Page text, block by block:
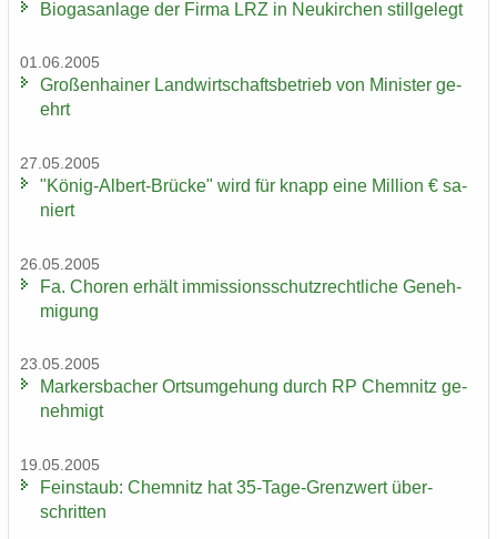
Bio­gas­an­la­ge der Firma LRZ in Neu­kir­chen still­ge­legt
01.06.2005
Gro­ßen­hai­ner Land­wirt­schafts­be­trieb von Mi­nis­ter ge­
ehrt
27.05.2005
"König-​Albert-Brücke" wird für knapp eine Mil­li­on € sa­
niert
26.05.2005
Fa. Cho­ren er­hält im­mis­si­ons­schutz­recht­li­che Ge­neh­
mi­gung
23.05.2005
Mar­kers­ba­cher Orts­um­ge­hung durch RP Chem­nitz ge­
neh­migt
19.05.2005
Fein­staub: Chem­nitz hat 35-​Tage-Grenzwert über­
schrit­ten